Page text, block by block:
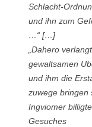
Schlacht-
und ihn zum
…“ […]
„Dahero
gewaltsamen
und ihm die
zuwege bringen
Ingviomer
Gesuches